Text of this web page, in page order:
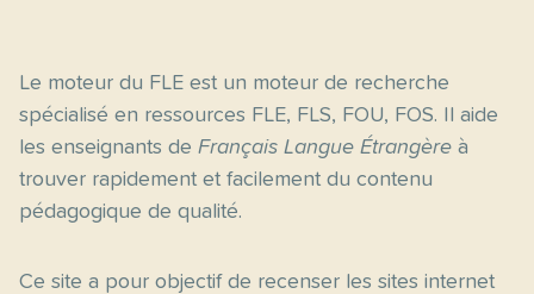
Le moteur du FLE est un moteur de recherche
spécialisé en ressources FLE, FLS, FOU, FOS. Il aide
les enseignants de Français Langue Étrangère à
trouver rapidement et facilement du contenu
pédagogique de qualité.
Ce site a pour objectif de recenser les sites internet